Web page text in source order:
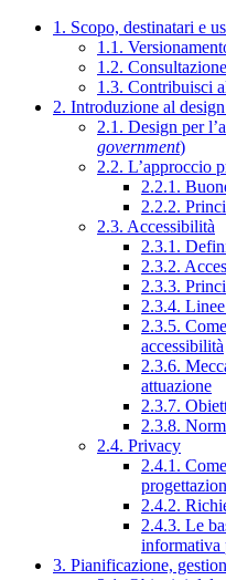
1. Scopo, destinatari e
1.1.
1.2.
1.3. Contribuisci
2. Introduzione al
2.1. Design per
government)
2.2. L’approccio
2.2.1.
2.2.2.
2.3. Accessibilità
2.3.1.
2.3.2.
2.3.3.
2.3.4.
2.3.5.
accessibilità
2.3.6.
attuazione
2.3.7.
2.3.8.
2.4. Privacy
2.4.1.
2.4.2.
2.4.3. Le
informativa
3. Pianificazione,